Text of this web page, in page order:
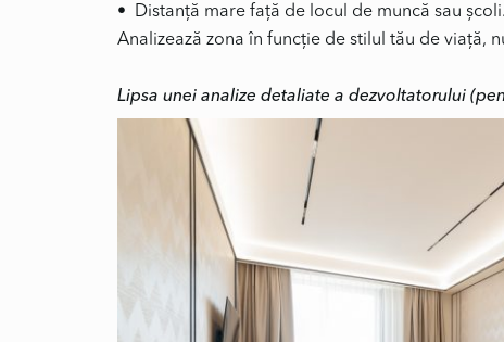
• Distanță mare față de locul de muncă sau școli.
Analizează zona în funcție de stilul tău de viață,
Lipsa unei analize detaliate a dezvoltatorului